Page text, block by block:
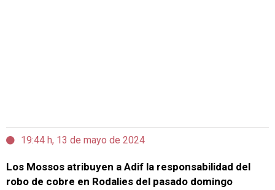
19:44 h, 13 de mayo de 2024
Los Mossos atribuyen a Adif la responsabilidad del
robo de cobre en Rodalies del pasado domingo